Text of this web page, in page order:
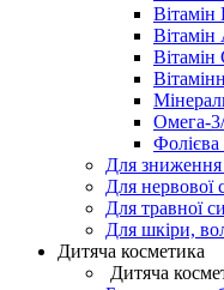
Вітамін
Вітамін
Вітамін
Омега-
Фолієва
Для зниження
Для нервової
Для травної
Для шкіри,
Дитяча косметика
Дитяча